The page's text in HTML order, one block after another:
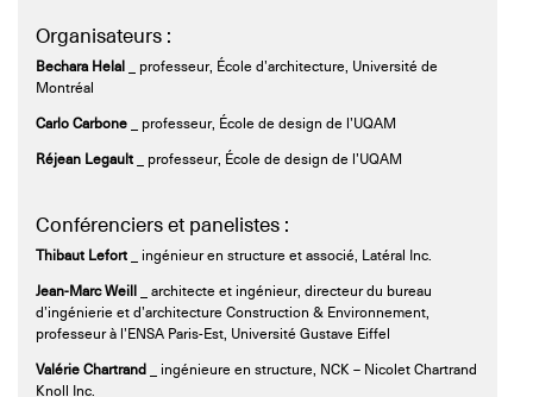
Organisateurs :
Bechara Helal
_ professeur, École d’architecture, Université de
Montréal
Carlo Carbone _ professeur, École de design de l’UQAM
Réjean Legault _ professeur, École de design de l’UQAM
Conférenciers et panelistes :
Thibaut Lefort _ ingénieur en structure et associé, Latéral Inc.
Jean-Marc Weill
_ architecte et ingénieur, directeur du bureau
d’ingénierie et d’architecture Construction & Environnement,
professeur à l’ENSA Paris-Est, Université Gustave Eiffel
Valérie Chartrand
_ ingénieure en structure, NCK – Nicolet Chartrand
Knoll Inc.